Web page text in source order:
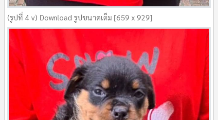
(รูปที่ 4 v) Download รูปขนาดเต็ม [659 x 929]